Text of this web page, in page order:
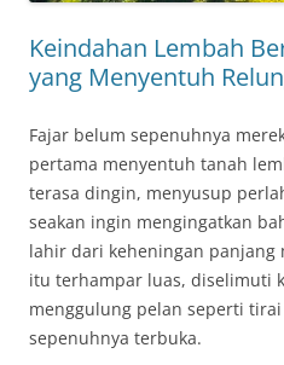
Keindahan Lembah
yang Menyentuh
Fajar belum sepenuhnya
pertama menyentuh tanah
terasa dingin, menyusup
seakan ingin mengingatkan
lahir dari keheningan panjang
itu terhampar luas, diselimuti
menggulung pelan seperti
sepenuhnya terbuka.